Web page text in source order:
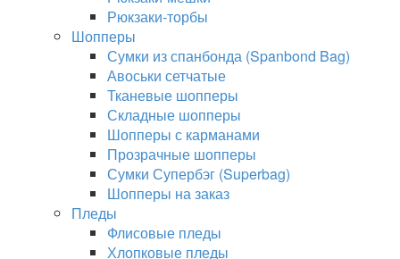
Рюкзаки-торбы
Шопперы
Сумки из спанбонда (Spanbond Bag)
Авоськи сетчатые
Тканевые шопперы
Складные шопперы
Шопперы с карманами
Прозрачные шопперы
Сумки Супербэг (Superbag)
Шопперы на заказ
Пледы
Флисовые пледы
Хлопковые пледы